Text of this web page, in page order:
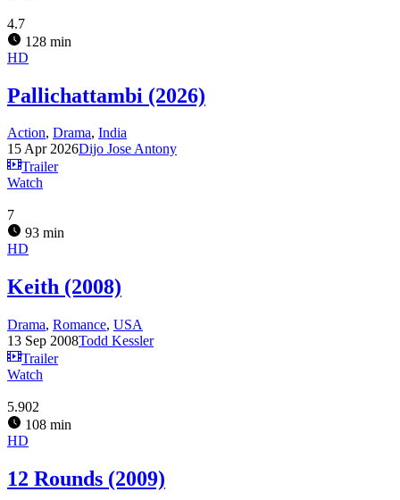
4.7
128 min
HD
Pallichattambi (2026)
Action, Drama, India
15 Apr 2026Dijo Jose Antony
Trailer
Watch
7
93 min
HD
Keith (2008)
Drama, Romance, USA
13 Sep 2008Todd Kessler
Trailer
Watch
5.902
108 min
HD
12 Rounds (2009)